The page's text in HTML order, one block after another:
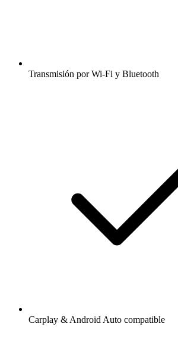
Transmisión por Wi-Fi y Bluetooth
Carplay & Android Auto compatible